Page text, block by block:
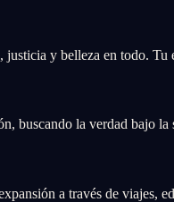
y belleza en todo.
buscando la verdad bajo
a través de viajes,